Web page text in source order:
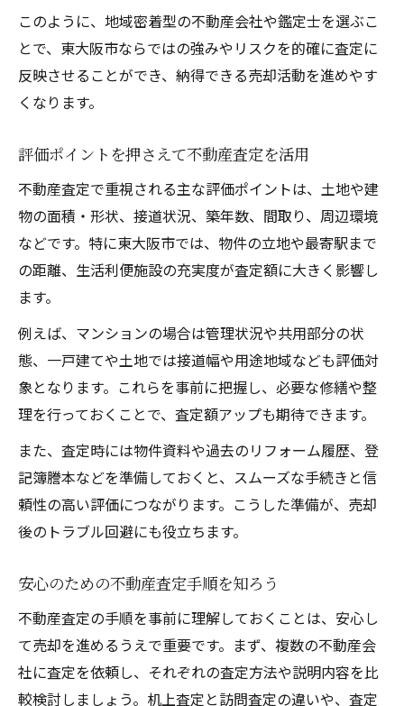
このように、地域密着型の不動産会社や鑑定士を選ぶこ
とで、東大阪市ならではの強みやリスクを的確に査定に
反映させることができ、納得できる売却活動を進めやす
くなります。
評価ポイントを押さえて不動産査定を活用
不動産査定で重視される主な評価ポイントは、土地や建
物の面積・形状、接道状況、築年数、間取り、周辺環境
などです。特に東大阪市では、物件の立地や最寄駅まで
の距離、生活利便施設の充実度が査定額に大きく影響し
ます。
例えば、マンションの場合は管理状況や共用部分の状
態、一戸建てや土地では接道幅や用途地域なども評価対
象となります。これらを事前に把握し、必要な修繕や整
理を行っておくことで、査定額アップも期待できます。
また、査定時には物件資料や過去のリフォーム履歴、登
記簿謄本などを準備しておくと、スムーズな手続きと信
頼性の高い評価につながります。こうした準備が、売却
後のトラブル回避にも役立ちます。
安心のための不動産査定手順を知ろう
不動産査定の手順を事前に理解しておくことは、安心し
て売却を進めるうえで重要です。まず、複数の不動産会
社に査定を依頼し、それぞれの査定方法や説明内容を比
較検討しましょう。机上査定と訪問査定の違いや、査定